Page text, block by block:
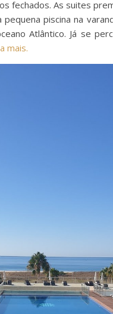
fechados. As suites
piscina na
Atlântico. Já se
mais.